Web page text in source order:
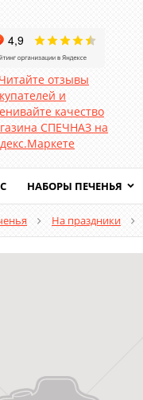
НАБОРЫ ПЕЧЕНЬЯ
На праздники